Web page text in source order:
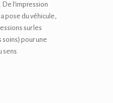
De l’impression
pose du véhicule,
sur les
pour une
sens.